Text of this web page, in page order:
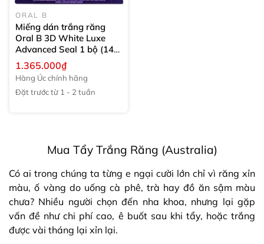
ORAL B
Miếng dán trắng răng
Oral B 3D White Luxe
Advanced Seal 1 bộ (14
miếng)
1.365.000₫
Hàng Úc chính hãng
Đặt trước từ 1 - 2 tuần
Mua Tẩy Trắng Răng (Australia)
Có ai trong chúng ta từng e ngại cười lớn chỉ vì răng xỉn
màu, ố vàng do uống cà phê, trà hay đồ ăn sậm màu
chưa? Nhiều người chọn đến nha khoa, nhưng lại gặp
vấn đề như chi phí cao, ê buốt sau khi tẩy, hoặc trắng
được vài tháng lại xỉn lại.